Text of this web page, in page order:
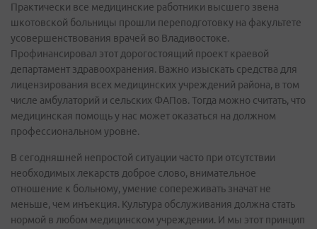
Практически все медицинские работники высшего звена
шкотовской больницы прошли переподготовку на факультете
усовершенствования врачей во Владивостоке.
Профинансировал этот дорогостоящий проект краевой
департамент здравоохранения. Важно изыскать средства для
лицензирования всех медицинских учреждений района, в том
числе амбулаторий и сельских ФАПов. Тогда можно считать, что
медицинская помощь у нас может оказаться на должном
профессиональном уровне.
В сегодняшней непростой ситуации часто при отсутствии
необходимых лекарств доброе слово, внимательное
отношение к больному, умение сопереживать значат не
меньше, чем инъекция. Культура обслуживания должна стать
нормой в любом медицинском учреждении. И мы этот принцип